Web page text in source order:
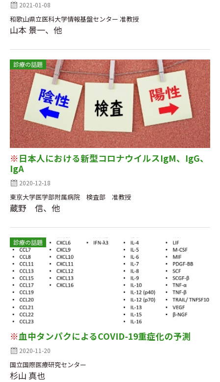
2021-01-08
和歌山県立医科大学情報基盤センター 准教授
山本 景一、他
診療の話題
※ 日本人における新型コロナウイルスIgM、IgG、
IgA
2020-12-18
東京大学医学部附属病院 検査部 准教授
蔵野 信、他
診療の話題
※ 血中タンパクによるCOVID-19重症化の予測
2020-11-20
国立国際医療研究センター
杉山 真也